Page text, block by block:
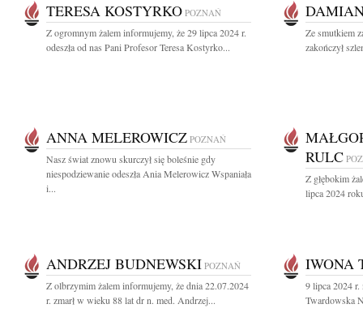
TERESA KOSTYRKO POZNAŃ
Z ogromnym żalem informujemy, że 29 lipca 2024 r.
odeszła od nas Pani Profesor Teresa Kostyrko...
Ze smutkiem
zakończył
ANNA MELEROWICZ POZNAŃ
Nasz świat znowu skurczył się boleśnie gdy
niespodziewanie odeszła Ania Melerowicz Wspaniała
i...
RULC
Z głębokim
lipca 2024
ANDRZEJ BUDNEWSKI POZNAŃ
Z olbrzymim żalem informujemy, że dnia 22.07.2024
r. zmarł w wieku 88 lat dr n. med. Andrzej...
IWONA
9 lipca 2024 r.
Twardowska